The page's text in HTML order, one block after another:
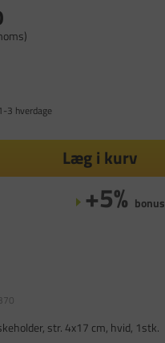
3 hverdage
Læg i kurv
+5% bonus
str. 4x17 cm, hvid, 1stk.